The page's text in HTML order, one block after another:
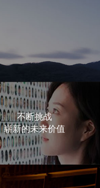
不断挑战
崭新的未来价值